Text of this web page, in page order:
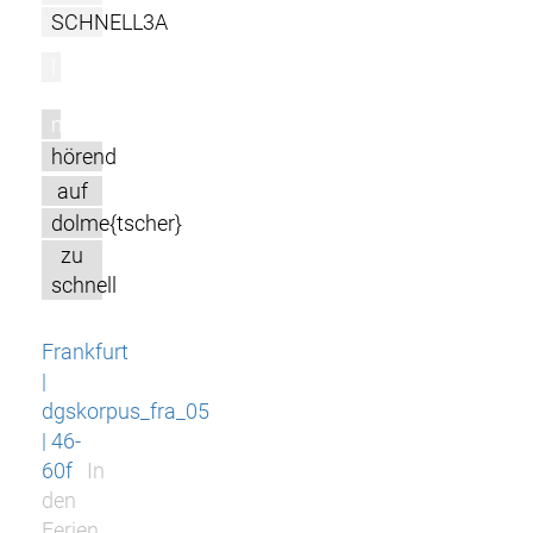
SCHNELL3A
m
hörend
auf
dolme{tscher}
zu
schnell
Frankfurt
|
dgskorpus_fra_05
| 46-
60f
In
den